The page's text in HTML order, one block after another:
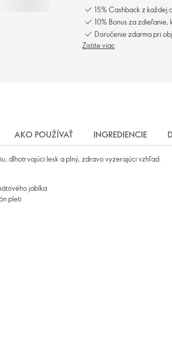
15% Cashback z každej
10% Bonus za
Doručenie zdarma pri
Zistite viac
AKO POUŽÍVAŤ INGREDIENCIE
dlhotrvajúci lesk a plný, zdravo vyzerajúci vzhľad.
jablka
pleti